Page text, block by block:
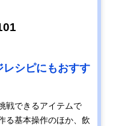
シピにもおすす
戦できるアイテムで
る基本操作のほか、飲